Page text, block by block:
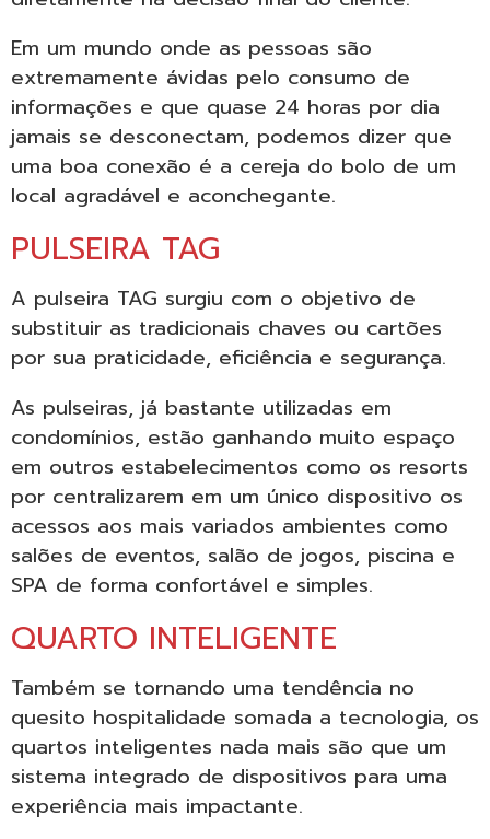
Em um mundo onde as pessoas são
extremamente ávidas pelo consumo de
informações e que quase 24 horas por dia
jamais se desconectam, podemos dizer que
uma boa conexão é a cereja do bolo de um
local agradável e aconchegante.
PULSEIRA TAG
A pulseira TAG surgiu com o objetivo de
substituir as tradicionais chaves ou cartões
por sua praticidade, eficiência e segurança.
As pulseiras, já bastante utilizadas em
condomínios, estão ganhando muito espaço
em outros estabelecimentos como os resorts
por centralizarem em um único dispositivo os
acessos aos mais variados ambientes como
salões de eventos, salão de jogos, piscina e
SPA de forma confortável e simples.
QUARTO INTELIGENTE
Também se tornando uma tendência no
quesito hospitalidade somada a tecnologia, os
quartos inteligentes nada mais são que um
sistema integrado de dispositivos para uma
experiência mais impactante.